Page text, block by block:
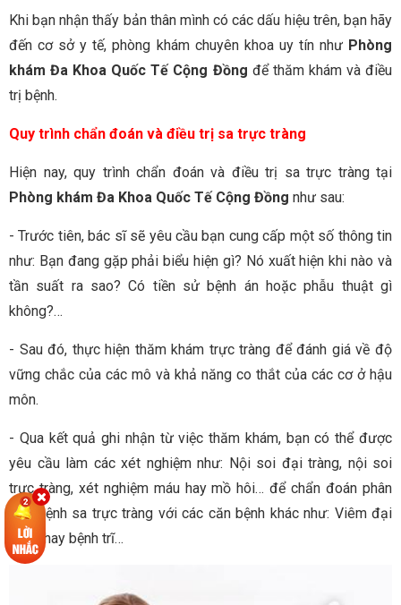
Khi bạn nhận thấy bản thân mình có các dấu hiệu trên, bạn hãy
đến cơ sở y tế, phòng khám chuyên khoa uy tín như Phòng
khám Đa Khoa Quốc Tế Cộng Đồng để thăm khám và điều
trị bệnh.
Quy trình chẩn đoán và điều trị sa trực tràng
Hiện nay, quy trình chẩn đoán và điều trị sa trực tràng tại
Phòng khám Đa Khoa Quốc Tế Cộng Đồng như sau:
- Trước tiên, bác sĩ sẽ yêu cầu bạn cung cấp một số thông tin
như: Bạn đang gặp phải biểu hiện gì? Nó xuất hiện khi nào và
tần suất ra sao? Có tiền sử bệnh án hoặc phẫu thuật gì
không?…
- Sau đó, thực hiện thăm khám trực tràng để đánh giá về độ
vững chắc của các mô và khả năng co thắt của các cơ ở hậu
môn.
- Qua kết quả ghi nhận từ việc thăm khám, bạn có thể được
yêu cầu làm các xét nghiệm như: Nội soi đại tràng, nội soi
trực tràng, xét nghiệm máu hay mồ hôi… để chẩn đoán phân
biệt bệnh sa trực tràng với các căn bệnh khác như: Viêm đại
tràng hay bệnh trĩ…